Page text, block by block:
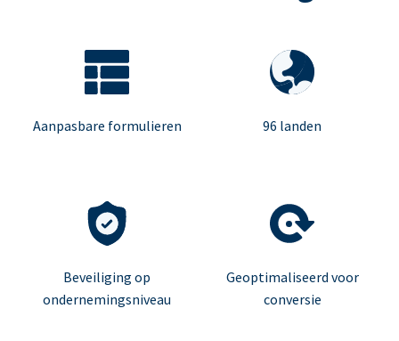
Aanpasbare formulieren 96 landen
Beveiliging op
ondernemingsniveau
Geoptimaliseerd voor
conversie